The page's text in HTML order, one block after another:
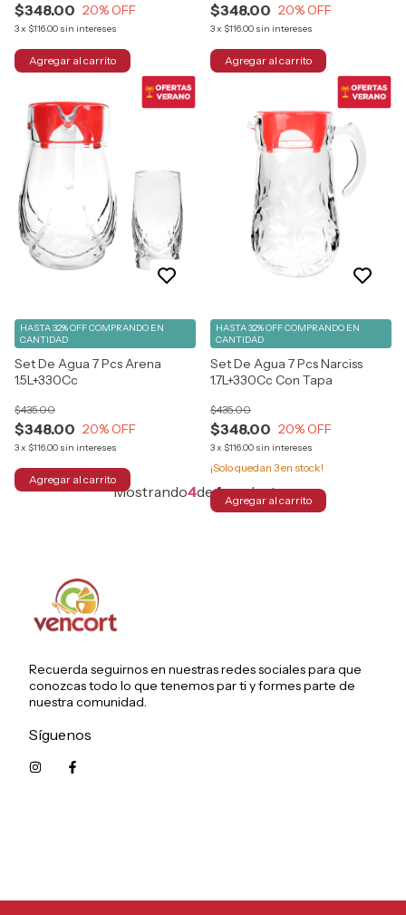
$348.00 20% OFF
3x $116.00 sin intereses
$348.00 20% OFF
3x $116.00 sin intereses
Set De Agua 7 Pcs Arena
1.5L+330Cc
$348.00
$435.00
20% OFF
3x $116.00 sin intereses
HASTA 32% OFFCOMPRANDO EN
CANTIDAD
Set De Agua 7 Pcs Narciss
1.7L+330Cc Con Tapa
$348.00
$435.00
20% OFF
3x $116.00 sin intereses
HASTA 32% OFFCOMPRANDO EN
CANTIDAD
¡Solo quedan 3en stock!
Mostrando4de4productos
Recuerda seguirnos en nuestras redes sociales para que
conozcas todo lo que tenemos par ti y formes parte de
nuestra comunidad.
Síguenos